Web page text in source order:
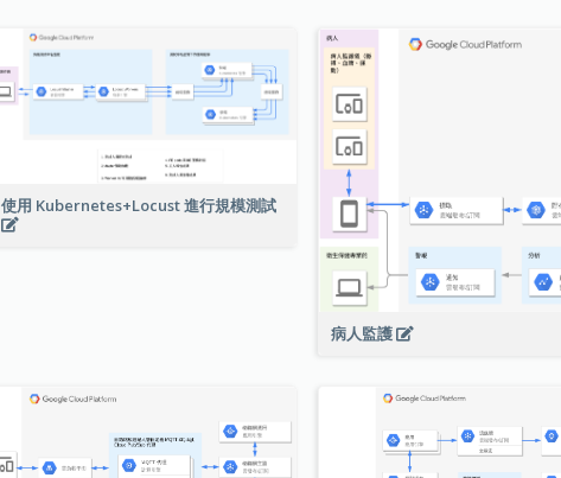
使用 Kubernetes+Locust 進行規模測試
病人監護